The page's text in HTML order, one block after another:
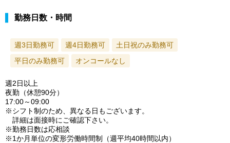
勤務日数・時間
週3日勤務可 週4日勤務可
土日祝のみ勤務可
平日のみ勤務可
オンコールなし
週2日以上
夜勤（休憩90分）
17:00～09:00
※シフト制のため、異なる日もございます。
詳細は面接時にご確認下さい。
※勤務日数は応相談
※1か月単位の変形労働時間制（週平均40時間以内）